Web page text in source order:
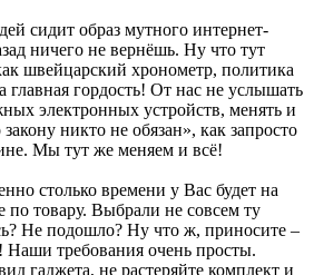
сидит образ мутного интернет-
ничего не вернёшь. Ну что тут
швейцарский хронометр, политика
главная гордость! От нас не услышать
электронных устройств, менять и
никто не обязан», как запросто
Мы тут же меняем и всё!
столько времени у Вас будет на
по товару. Выбрали не совсем ту
Не подошло? Ну что ж, приносите –
Наши требования очень просты.
гаджета, не растеряйте комплект и